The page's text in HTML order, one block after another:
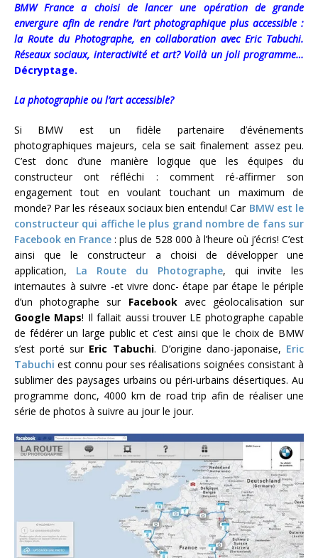
BMW France a choisi de lancer une opération de grande
envergure afin de rendre l’art photographique plus accessible :
la Route du Photographe, en collaboration avec Eric Tabuchi.
Réseaux sociaux, interactivité et art? Voilà un joli programme…
Décryptage.
La photographie ou l’art accessible?
Si BMW est un fidèle partenaire d’événements
photographiques majeurs, cela se sait finalement assez peu.
C’est donc d’une manière logique que les équipes du
constructeur ont réfléchi : comment ré-affirmer son
engagement tout en voulant touchant un maximum de
monde? Par les réseaux sociaux bien entendu! Car BMW est le
constructeur qui affiche le plus grand nombre de fans sur
Facebook en France : plus de 528 000 à l’heure où j’écris! C’est
ainsi que le constructeur a choisi de développer une
application, La Route du Photographe, qui invite les
internautes à suivre -et vivre donc- étape par étape le périple
d’un photographe sur Facebook avec géolocalisation sur
Google Maps! Il fallait aussi trouver LE photographe capable
de fédérer un large public et c’est ainsi que le choix de BMW
s’est porté sur Eric Tabuchi. D’origine dano-japonaise, Eric
Tabuchi est connu pour ses réalisations soignées consistant à
sublimer des paysages urbains ou péri-urbains désertiques. Au
programme donc, 4000 km de road trip afin de réaliser une
série de photos à suivre au jour le jour.